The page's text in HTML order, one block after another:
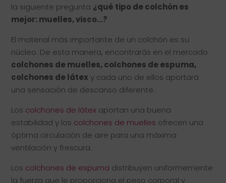
la siguiente pregunta ¿qué tipo de colchón es
mejor: muelles, visco…?
El material más importante de un colchón es su
núcleo. De esta manera, encontrarás en el mercado
colchones de muelles, colchones de espuma,
colchones de látex y cada uno de ellos aportará
una sensación de descanso diferente.
Los colchones de látex aportan una buena
estabilidad y los colchones de muelles ofrecen una
óptima circulación de aire para una máxima
ventilación y frescura.
Los colchones de espuma distribuyen uniformemente
la fuerza que le proporciona el peso corporal y